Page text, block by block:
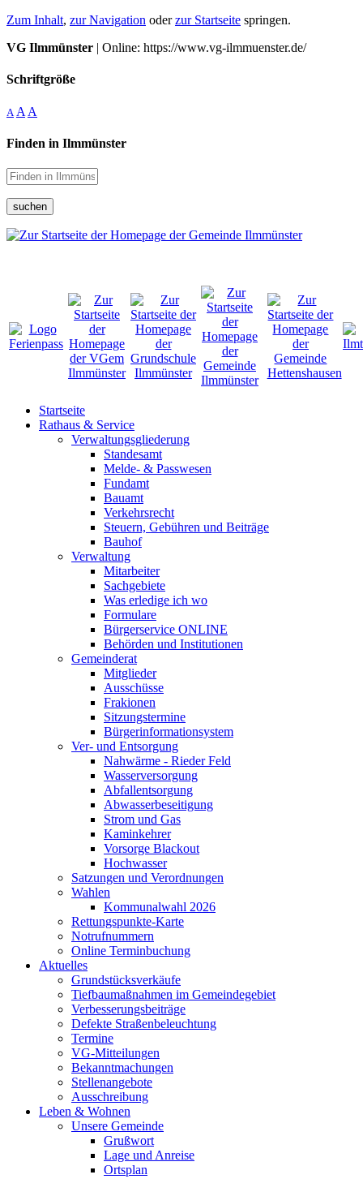
Zum Inhalt, zur Navigation oderzur Startseite springen.
VG Ilmmünster | Online: https://www.vg-ilmmuenster.de/
Schriftgröße
A A A
Finden in Ilmmünster
suchen
Startseite
Rathaus & Service
Verwaltungsgliederung
Standesamt
Melde- & Passwesen
Fundamt
Bauamt
Verkehrsrecht
Steuern, Gebühren und Beiträge
Bauhof
Verwaltung
Mitarbeiter
Sachgebiete
Was erledige ich wo
Formulare
Bürgerservice ONLINE
Behörden und Institutionen
Gemeinderat
Mitglieder
Ausschüsse
Frakionen
Sitzungstermine
Bürgerinformationsystem
Ver- und Entsorgung
Nahwärme - Rieder Feld
Wasserversorgung
Abfallentsorgung
Abwasserbeseitigung
Strom und Gas
Kaminkehrer
Vorsorge Blackout
Hochwasser
Satzungen und Verordnungen
Wahlen
Kommunalwahl 2026
Rettungspunkte-Karte
Notrufnummern
Online Terminbuchung
Aktuelles
Grundstücksverkäufe
Tiefbaumaßnahmen im Gemeindegebiet
Verbesserungsbeiträge
Defekte Straßenbeleuchtung
Termine
VG-Mitteilungen
Bekanntmachungen
Stellenangebote
Ausschreibung
Leben & Wohnen
Unsere Gemeinde
Grußwort
Lage und Anreise
Ortsplan